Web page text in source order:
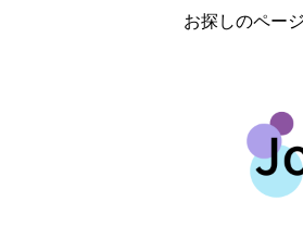
お探しのペー